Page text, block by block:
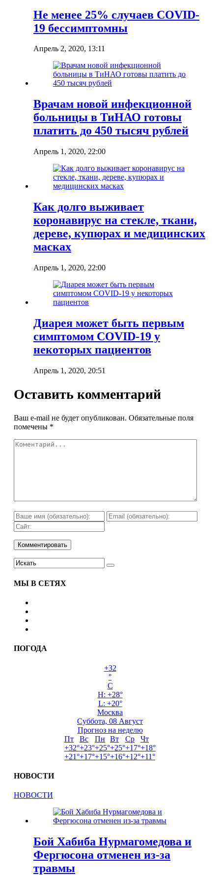
Не менее 25% случаев COVID-
19 бессимптомны
Апрель 2, 2020, 13:11
Врачам новой инфекционной
больницы в ТиНАО готовы
платить до 450 тысяч рублей
Апрель 1, 2020, 22:00
Как долго выживает
коронавирус на стекле, ткани,
дереве, купюрах и медицинских
масках
Апрель 1, 2020, 22:00
Диарея может быть первым
симптомом COVID-19 у
некоторых пациентов
Апрель 1, 2020, 20:51
Оставить комментарий
Ваш e-mail не будет опубликован. Обязательные поля
помечены *
МЫ В СЕТЯХ
ПОГОДА
+32
°
C
H: +28°
L: +20°
Москва
Суббота, 08 Август
Прогноз на неделю
Пт
Вс Пн Вт Ср
Чт
+32°+23°+25°+25°+17°+18°
+21°+17°+15°+16°+12°+11°
НОВОСТИ
НОВОСТИ
Бой Хабиба Нурмагомедова и
Фергюсона отменен из-за
травмы